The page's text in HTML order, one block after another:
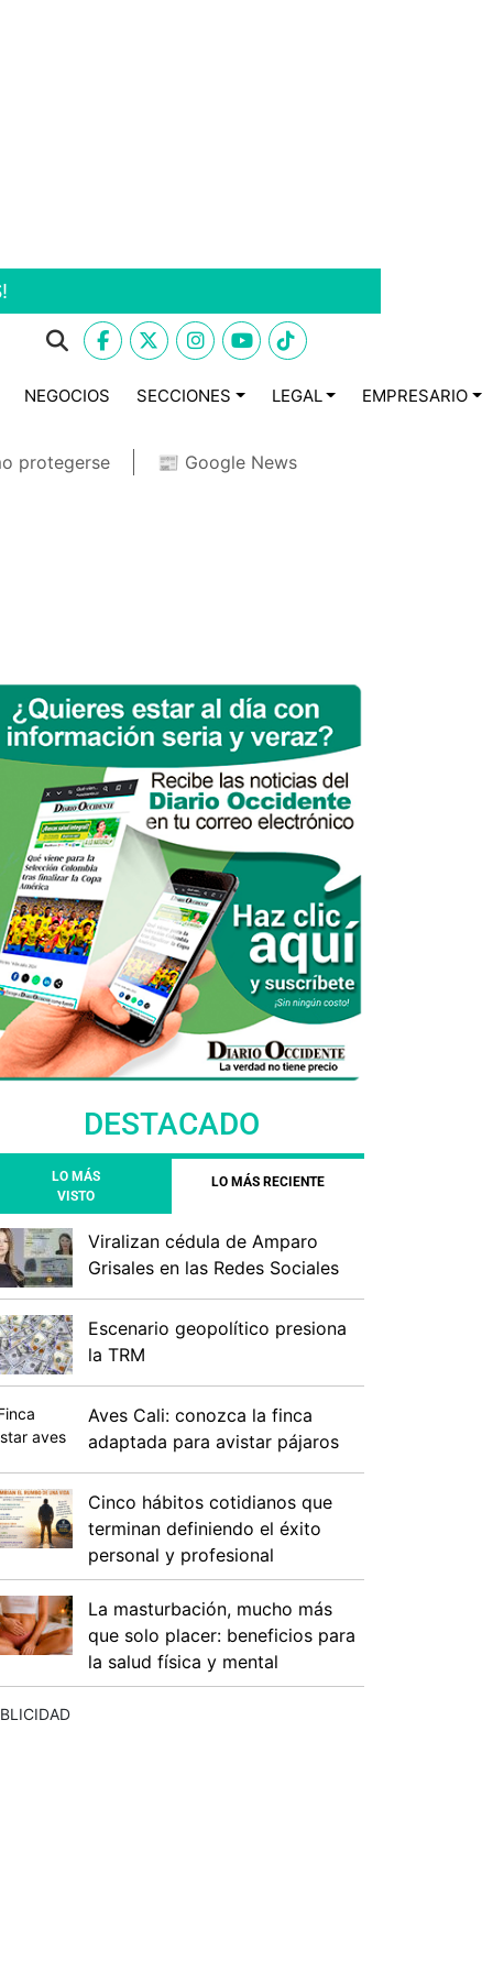
NEGOCIOS SECCIONES LEGAL EMPRESARIO
protegerse 📰 Google News
DESTACADO
LO MÁS
VISTO
LO MÁS RECIENTE
Viralizan cédula de Amparo
Grisales en las Redes Sociales
Escenario geopolítico presiona
la TRM
Aves Cali: conozca la finca
adaptada para avistar pájaros
Cinco hábitos cotidianos que
terminan definiendo el éxito
personal y profesional
La masturbación, mucho más
que solo placer: beneficios para
la salud física y mental